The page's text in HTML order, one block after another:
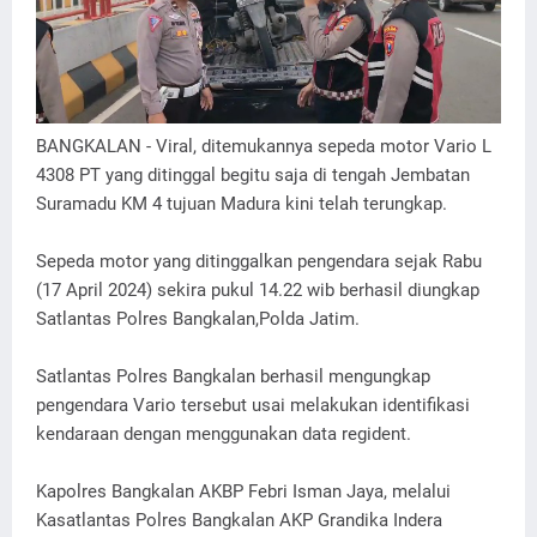
BANGKALAN - Viral, ditemukannya sepeda motor Vario L
4308 PT yang ditinggal begitu saja di tengah Jembatan
Suramadu KM 4 tujuan Madura kini telah terungkap.
Sepeda motor yang ditinggalkan pengendara sejak Rabu
(17 April 2024) sekira pukul 14.22 wib berhasil diungkap
Satlantas Polres Bangkalan,Polda Jatim.
Satlantas Polres Bangkalan berhasil mengungkap
pengendara Vario tersebut usai melakukan identifikasi
kendaraan dengan menggunakan data regident.
Kapolres Bangkalan AKBP Febri Isman Jaya, melalui
Kasatlantas Polres Bangkalan AKP Grandika Indera